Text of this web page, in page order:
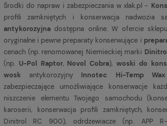
Środki do napraw i zabezpieczania w xlak.pl -
profili zamkniętych i konserwacja nadwozia
antykorozyjna dostępna online. W ofercie
oryginalne i pewne preparaty konserwujące i
cenach (np. renomowanej Niemieckiej marki
(np. U-Pol Raptor, Novol Cobra),woski do
wosk antykorozyjny Innotec Hi-Temp Wax
zabezpieczające umożliwiające konserwacje
niszczenie elementu Twojego samochodu
karoserii, konserwacja profili zamkniętych,
Dinitrol RC 900), odrdzewiacze (np. APP